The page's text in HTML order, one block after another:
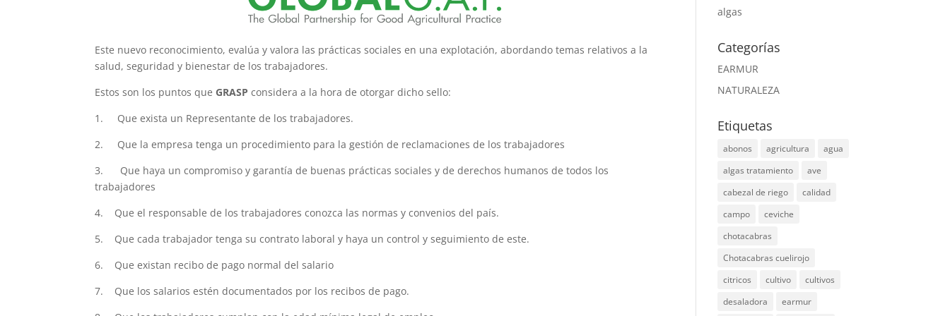
Este nuevo reconocimiento, evalúa y valora las prácticas sociales en una explotación, abordando temas relativos a la
salud, seguridad y bienestar de los trabajadores.
Estos son los puntos que GRASP considera a la hora de otorgar dicho sello:
1. Que exista un Representante de los trabajadores.
2. Que la empresa tenga un procedimiento para la gestión de reclamaciones de los trabajadores
3. Que haya un compromiso y garantía de buenas prácticas sociales y de derechos humanos de todos los
trabajadores
4. Que el responsable de los trabajadores conozca las normas y convenios del país.
5. Que cada trabajador tenga su contrato laboral y haya un control y seguimiento de este.
6. Que existan recibo de pago normal del salario
7. Que los salarios estén documentados por los recibos de pago.
algas
Categorías
EARMUR
NATURALEZA
Etiquetas
abonos agricultura
agua
algas tratamiento
ave
cabezal de riego
calidad
campo
ceviche
chotacabras
Chotacabras cuelirojo
citricos
cultivo
cultivos
desaladora
earmur